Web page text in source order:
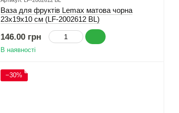
Ваза для фруктів Lemax матова чорна
23x19x10 см (LF-2002612 BL)
146.00 грн
В наявності
−30%